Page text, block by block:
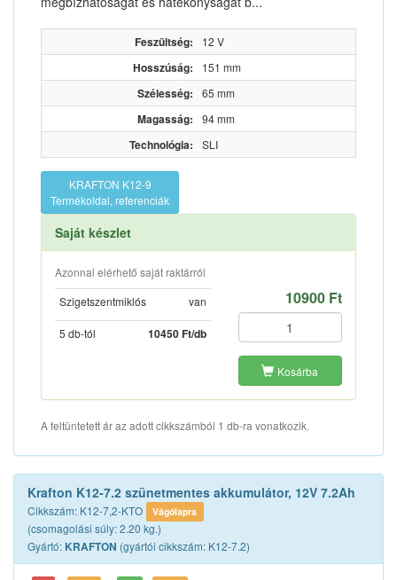
Feszültség: 12 V
Hosszúság: 151 mm
Szélesség: 65 mm
Magasság: 94 mm
Technológia: SLI
KRAFTON K12-9
Termékoldal, referenciák
Saját készlet
Azonnal elérhető saját raktárról
Szigetszentmiklós
van
5 db-tól 10450 Ft/db
10900 Ft
Kosárba
A feltüntetett ár az adott cikkszámból 1 db-ra vonatkozik.
Krafton K12-7.2 szünetmentes akkumulátor, 12V 7.2Ah
Cikkszám: K12-7,2-KTO Vágólapra
(csomagolási súly: 2.20 kg.)
Gyártó: KRAFTON (gyártói cikkszám: K12-7.2)